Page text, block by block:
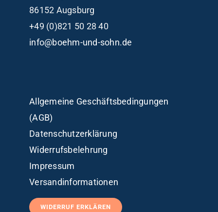
86152 Augsburg
+49 (0)821 50 28 40
info@boehm-und-sohn.de
Allgemeine Geschäftsbedingungen
(AGB)
Datenschutzerklärung
Widerrufsbelehrung
Impressum
Versandinformationen
WIDERRUF ERKLÄREN